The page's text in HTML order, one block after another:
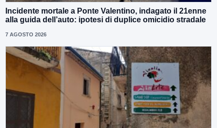
Incidente mortale a Ponte Valentino, indagato il 21enne
alla guida dell’auto: ipotesi di duplice omicidio stradale
7 AGOSTO 2026